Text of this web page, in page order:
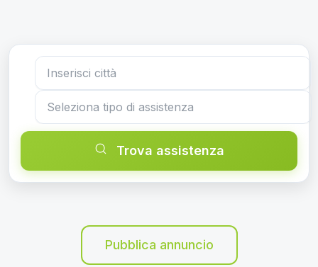
Trova assistenza
Pubblica annuncio